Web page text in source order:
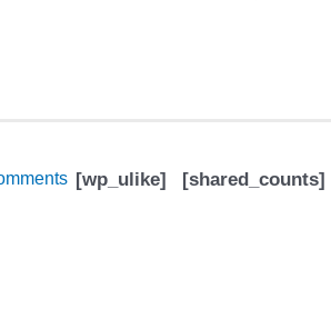
[wp_ulike] [shared_counts]